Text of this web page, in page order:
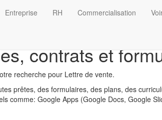
Entreprise RH Commercialisation
contrats et
recherche pour Lettre de vente.
prêtes, des formulaires, des plans, des
comme: Google Apps (Google Docs, Google